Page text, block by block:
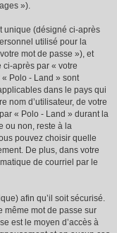
»).
unique (désigné ci-après
utilisé pour la
mot de passe »), et
après par « votre
Polo - Land » sont
dans le pays qui
nom d’utilisateur, de votre
« Polo - Land » durant la
ou non, reste à la
pouvez choisir quelle
De plus, dans votre
de courriel par le
afin qu’il soit sécurisé.
même mot de passe sur
est le moyen d’accès à